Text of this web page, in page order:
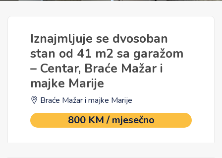
Iznajmljuje se dvosoban
stan od 41 m2 sa garažom
– Centar, Braće Mažar i
majke Marije
Braće Mažar i majke Marije
800 KM / mjesečno